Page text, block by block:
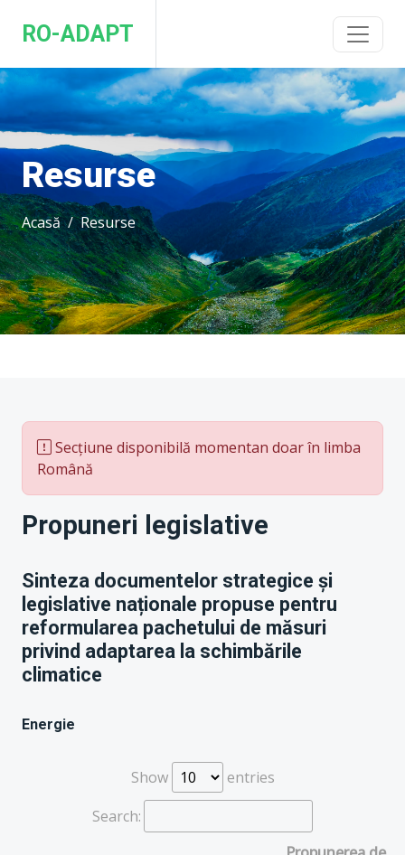
RO-ADAPT
Resurse
Acasă Resurse
Secțiune disponibilă momentan doar în limba
Română
Propuneri legislative
Sinteza documentelor strategice și
legislative naționale propuse pentru
reformularea pachetului de măsuri
privind adaptarea la schimbările
climatice
Energie
Show
entries
Search: